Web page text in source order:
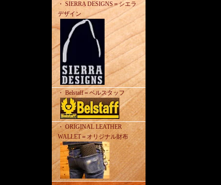
・ SIERRA DESIGNS＝シエラ
デザイン
・ Belstaff＝ベルスタッフ
・ ORIGINAL LEATHER
WALLET＝オリジナル財布